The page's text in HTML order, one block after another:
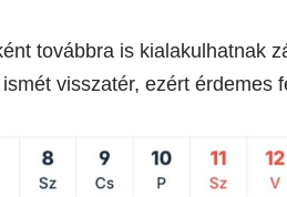
továbbra is kialakulhatnak
visszatér, ezért érdemes